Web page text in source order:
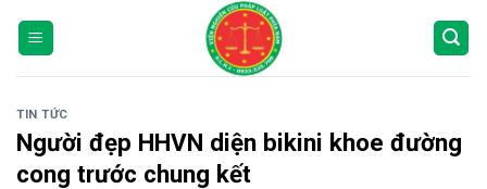
TIN TỨC
Người đẹp HHVN diện bikini khoe đường
cong trước chung kết